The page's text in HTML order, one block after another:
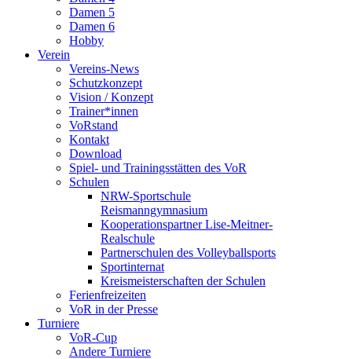
Damen 5
Damen 6
Hobby
Verein
Vereins-News
Schutzkonzept
Vision / Konzept
Trainer*innen
VoRstand
Kontakt
Download
Spiel- und Trainingsstätten des VoR
Schulen
NRW-Sportschule
Reismanngymnasium
Kooperationspartner Lise-Meitner-
Realschule
Partnerschulen des Volleyballsports
Sportinternat
Kreismeisterschaften der Schulen
Ferienfreizeiten
VoR in der Presse
Turniere
VoR-Cup
Andere Turniere